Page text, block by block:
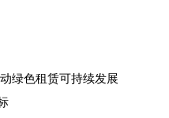
绿色租赁可持续发展